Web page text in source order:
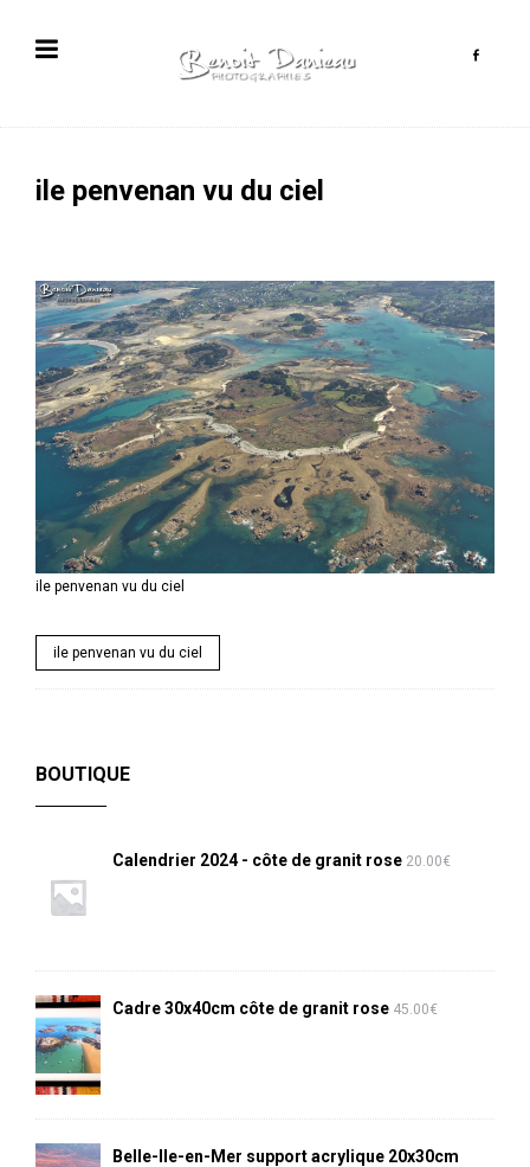
ile penvenan vu du ciel
ile penvenan vu du ciel
ile penvenan vu du ciel
BOUTIQUE
Calendrier 2024 - côte de granit rose 20.00€
Cadre 30x40cm côte de granit rose 45.00€
Belle-Ile-en-Mer support acrylique 20x30cm